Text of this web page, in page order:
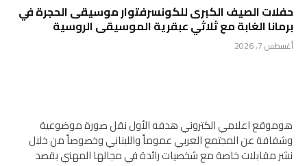
حفلات الصيف الكبرى للكونسرفتوار موسيقى الحجرة في
برمانا الغابة مع ثلاثي عبقرية الموسيقى الروسية
أغسطس 7, 2026
هوموقع اعلامي الكتروني هدفه الأول نقل صورة موضوعية
وشفافة عن المجتمع العربي عموماً واللبناني وخصوصاً من خلال
نشر مقابلات خاصة مع شخصيات رائدة في مجالها المهني بقصد